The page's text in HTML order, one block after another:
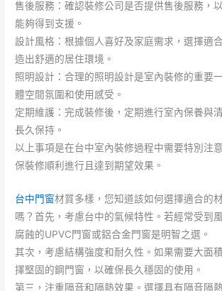
售後服務：確認裝修公司是否提供售後服務，
能夠得到支援。
設計風格：根據個人喜好及家庭需求，選擇適
造出舒適的居住環境。
照明設計：合理的照明設計是室內裝修的重要
體空間氛圍和使用感受。
定期維護：完成裝修後，定期進行室內保養與
長久保持。
以上事項是在台中室內裝修過程中需要特別注
保裝修順利進行且達到期望效果。
台中門窗材質多樣，您知道該如何選擇適合的
嗎？首先，考慮台中的氣候特性。若經常受到
腐蝕的UPVC門窗或鋁合金門窗是明智之選。
其次，考慮結構強度和耐久性。如果需要大面
擇堅固的鋼門窗，以確保長久穩固的使用。
第三，注重隔音和隔熱效果。選擇具有隔音隔